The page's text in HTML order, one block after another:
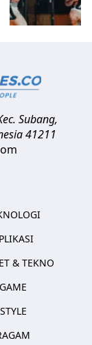
Subang,
41211
& TEKNO
GAME
STYLE